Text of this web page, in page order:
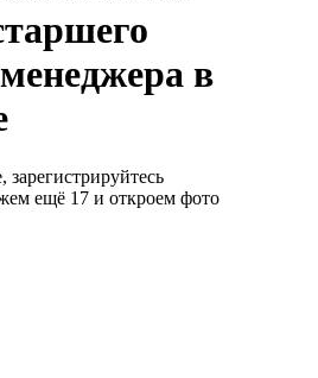
в
ещё 17 и откроем фото